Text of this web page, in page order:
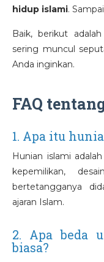
hidup islami.
Baik, berikut
sering muncul
Anda inginkan.
FAQ
1. Apa itu
Hunian islami
kepemilikan,
bertetangganya
ajaran Islam.
2. Apa beda
biasa?